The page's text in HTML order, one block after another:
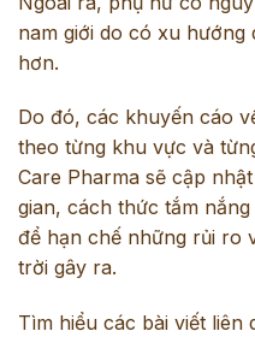
nam giới do có xu hướng
hơn.
Do đó, các khuyến cáo
theo từng khu vực và
Care Pharma sẽ cập
gian, cách thức tắm
để hạn chế những rủi ro
trời gây ra.
Tìm hiểu các bài viết liên